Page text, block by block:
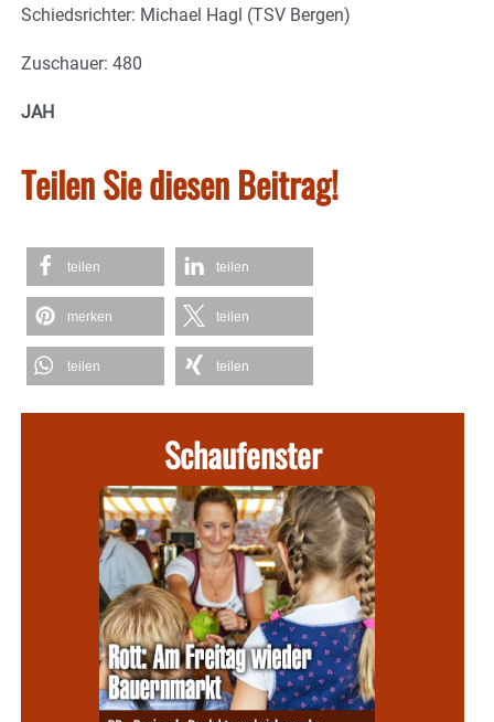
Schiedsrichter: Michael Hagl (TSV Bergen)
Zuschauer: 480
JAH
Teilen Sie diesen Beitrag!
teilen teilen
merken teilen
teilen teilen
Schaufenster